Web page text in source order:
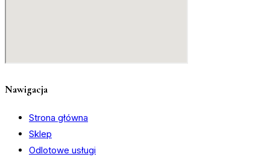
Nawigacja
Strona główna
Sklep
Odlotowe usługi